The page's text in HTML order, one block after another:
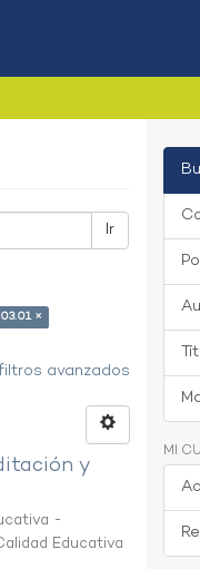
Ir
×
avanzados
y
-
Educativa
MI